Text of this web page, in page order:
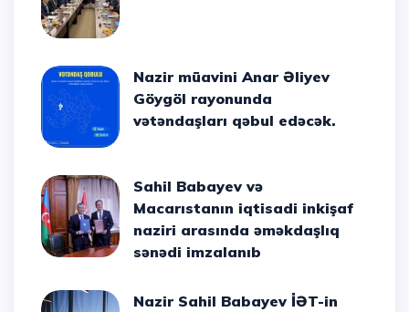
Nazir müavini Anar Əliyev
Göygöl rayonunda
vətəndaşları qəbul edəcək.
Sahil Babayev və
Macarıstanın iqtisadi inkişaf
naziri arasında əməkdaşlıq
sənədi imzalanıb
Nazir Sahil Babayev İƏT-in